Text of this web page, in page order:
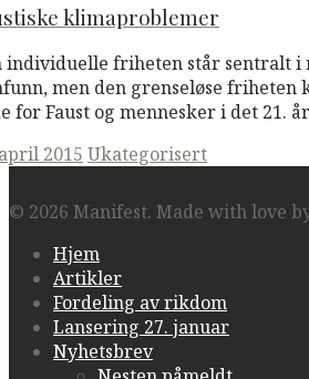
klimaproblemer
individuelle friheten står sentralt i
men den grenseløse friheten
for Faust og mennesker i det 21.
2015 Ukategorisert
© 2026 Manifest. Made with love
Hjem
Artikler
Fordeling av rikdom
Lansering 27. januar
Nyhetsbrev